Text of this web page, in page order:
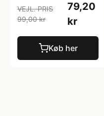
VEJL. PRIS
99,00 kr
79,20
kr
Køb her